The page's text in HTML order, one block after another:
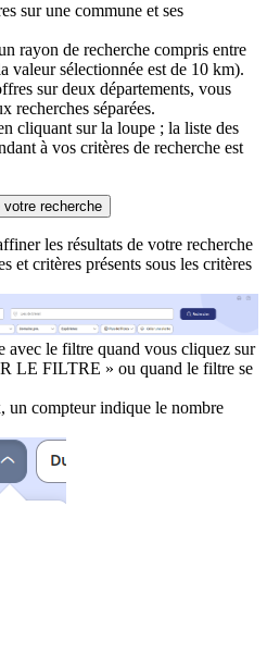
sur une commune et ses
rayon de recherche compris entre
valeur sélectionnée est de 10 km).
sur deux départements, vous
recherches séparées.
cliquant sur la loupe ; la liste des
à vos critères de recherche est
recherche
les résultats de votre recherche
et critères présents sous les critères
avec le filtre quand vous cliquez sur
LE FILTRE » ou quand le filtre se
un compteur indique le nombre